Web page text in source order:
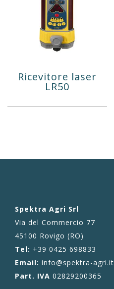
Ricevitore laser
LR50
Spektra Agri Srl
Via del Commercio 77
45100 Rovigo (RO)
Tel: +39 0425 698833
Email: info@spektra-agri.it
Part. IVA 02829200365